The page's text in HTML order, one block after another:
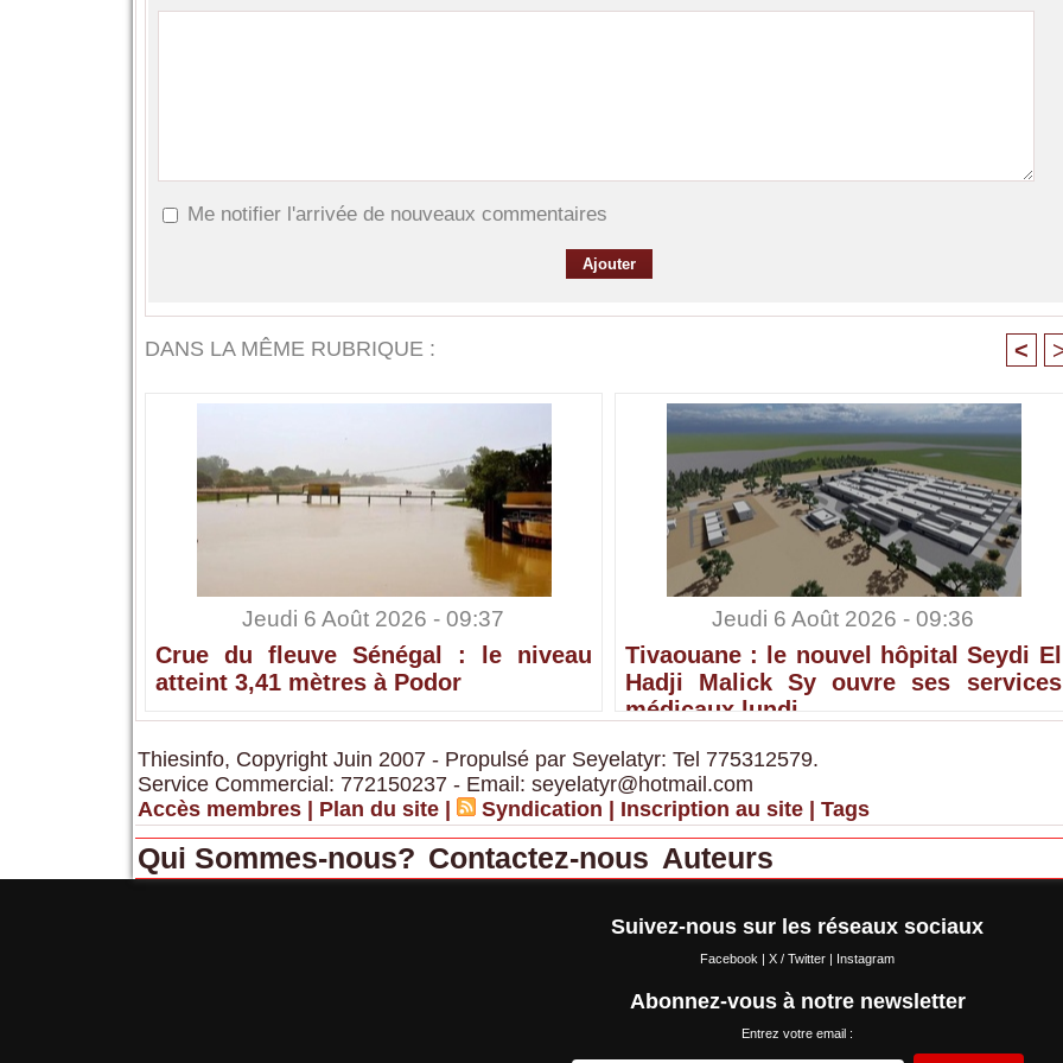
Me notifier l'arrivée de nouveaux commentaires
DANS LA MÊME RUBRIQUE : <
Jeudi 6 Août 2026 - 09:37
Crue du fleuve Sénégal : le niveau
atteint 3,41 mètres à Podor
Jeudi 6 Août 2026 - 09:36
Tivaouane : le nouvel hôpital Seydi El
Hadji Malick Sy ouvre ses services
médicaux lundi
Thiesinfo, Copyright Juin 2007 - Propulsé par Seyelatyr: Tel 775312579.
Service Commercial: 772150237 - Email: seyelatyr@hotmail.com
Accès membres
Plan du site Syndication Inscription au site Tags
Qui Sommes-nous? Contactez-nous Auteurs
Suivez-nous sur les réseaux sociaux
Facebook X / Twitter Instagram
Abonnez-vous à notre newsletter
Entrez votre email :